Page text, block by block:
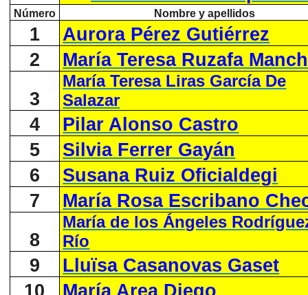
Número Nombre y apellidos
1
Aurora Pérez Gutiérrez
2
María Teresa Ruzafa
3
María Teresa Liras García De
Salazar
4
Pilar Alonso Castro
5
Silvia Ferrer Gayán
6
Susana Ruiz Oficialdegi
7
María Rosa Escribano
8
María de los Ángeles
Río
9
Lluïsa Casanovas Gaset
10
María Area Diego